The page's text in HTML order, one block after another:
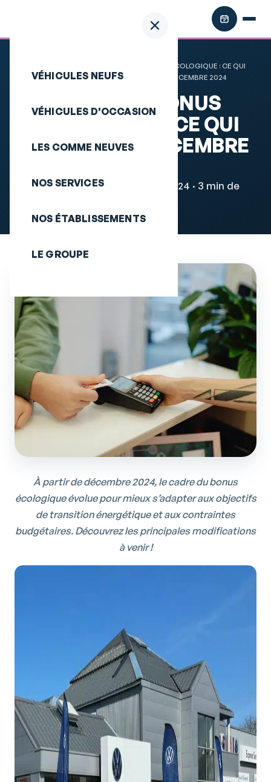
VÉHICULES NEUFS
VÉHICULES D'OCCASION
LES COMME NEUVES
NOS SERVICES
NOS ÉTABLISSEMENTS
LE GROUPE
Accueil Actualités
NOUVEAU BONUS ÉCOLOGIQUE : CE QUI
CHANGE EN DÉCEMBRE 2024
NOUVEAU BONUS
ÉCOLOGIQUE : CE QUI
CHANGE EN DÉCEMBRE
Conseils auto · 9 décembre 2024 · 3 min de
À partir de décembre 2024, le cadre du bonus
écologique évolue pour mieux s’adapter aux objectifs
de transition énergétique et aux contraintes
budgétaires. Découvrez les principales modifications
à venir !